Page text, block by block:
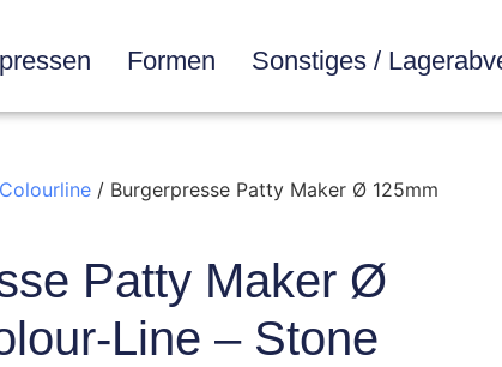
Formen Sonstiges /
Colourline / Burgerpresse Patty Maker Ø 125mm
Patty Maker Ø
Line – Stone